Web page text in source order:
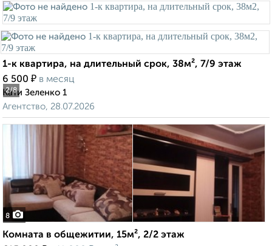
2/8
1-к квартира, на длительный срок, 38м², 7/9 этаж
6 500 ₽ в месяц
Кати Зеленко 1
Агентство, 28.07.2026
8
Комната в общежитии, 15м², 2/2 этаж